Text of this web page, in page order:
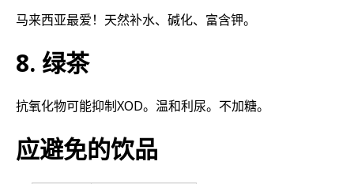
马来西亚最爱！天然补水、碱化、富含钾。
8. 绿茶
抗氧化物可能抑制XOD。温和利尿。不加糖。
应避免的饮品